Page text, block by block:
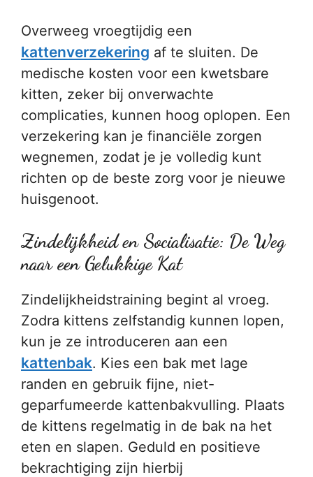
Overweeg vroegtijdig een
kattenverzekering af te sluiten. De
medische kosten voor een kwetsbare
kitten, zeker bij onverwachte
complicaties, kunnen hoog oplopen. Een
verzekering kan je financiële zorgen
wegnemen, zodat je je volledig kunt
richten op de beste zorg voor je nieuwe
huisgenoot.
Zindelijkheid en Socialisatie: De Weg
naar een Gelukkige Kat
Zindelijkheidstraining begint al vroeg.
Zodra kittens zelfstandig kunnen lopen,
kun je ze introduceren aan een
kattenbak. Kies een bak met lage
randen en gebruik fijne, niet-
geparfumeerde kattenbakvulling. Plaats
de kittens regelmatig in de bak na het
eten en slapen. Geduld en positieve
bekrachtiging zijn hierbij